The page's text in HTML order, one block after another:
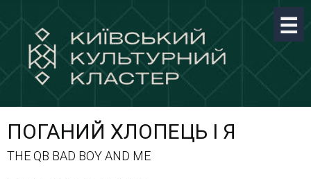
ПОГАНИЙ ХЛОПЕЦЬ І Я
THE QB BAD BOY AND ME